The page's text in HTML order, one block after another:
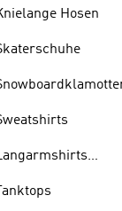
Hosen
Tanktops